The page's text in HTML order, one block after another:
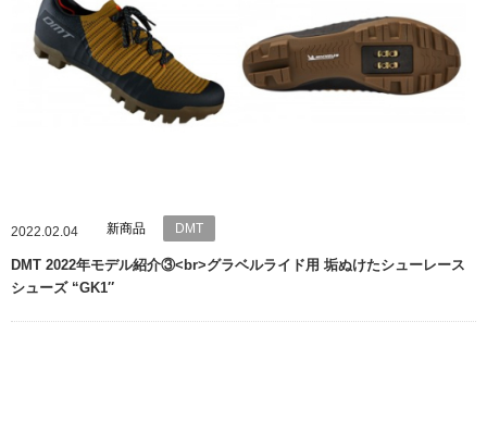
2022.02.04 新商品 DMT
DMT 2022年モデル紹介③<br>グラベルライド用 垢ぬけたシューレース
シューズ “GK1″